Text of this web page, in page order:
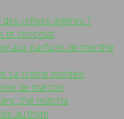
crêpes légères ?
et chocolat
aux parfums de menthe
sa crème montée
de marron
thé matcha
au thym